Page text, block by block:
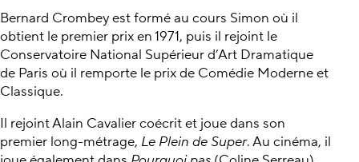
Bernard Crombey est formé au cours Simon où il
obtient le premier prix en 1971, puis il rejoint le
Conservatoire National Supérieur d’Art Dramatique
de Paris où il remporte le prix de Comédie Moderne et
Classique.
Il rejoint Alain Cavalier coécrit et joue dans son
premier long-métrage, Le Plein de Super. Au cinéma, il